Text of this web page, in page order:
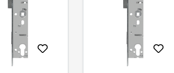
als auch für DIN-linke
Türen ausgelegt.